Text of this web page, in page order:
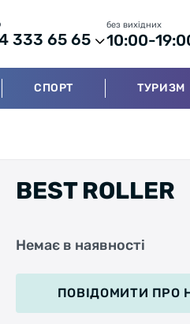
333 65 65
без вихідних
10:00-
СПОРТ ТУРИЗМ
BEST ROLLER
Немає в наявності
ПОВІДОМИТИ ПРО